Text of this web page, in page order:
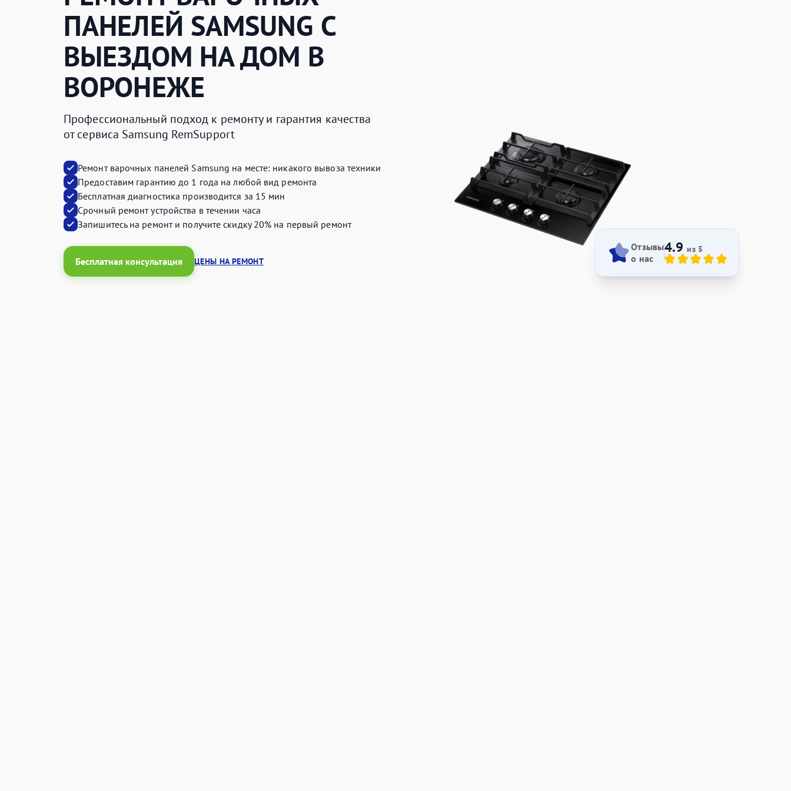
ПАНЕЛЕЙ SAMSUNG С
ВЫЕЗДОМ НА ДОМ В
ВОРОНЕЖЕ
Профессиональный подход к ремонту и гарантия качества
от сервиса Samsung RemSupport
Ремонт варочных панелей Samsung на месте: никакого вывоза техники
Предоставим гарантию до 1 года на любой вид ремонта
Бесплатная диагностика производится за 15 мин
Срочный ремонт устройства в течении часа
Запишитесь на ремонт и получитескидку 20% на первый ремонт
Бесплатная консультация ЦЕНЫ НА РЕМОНТ
Отзывы
о нас
4.9из 5